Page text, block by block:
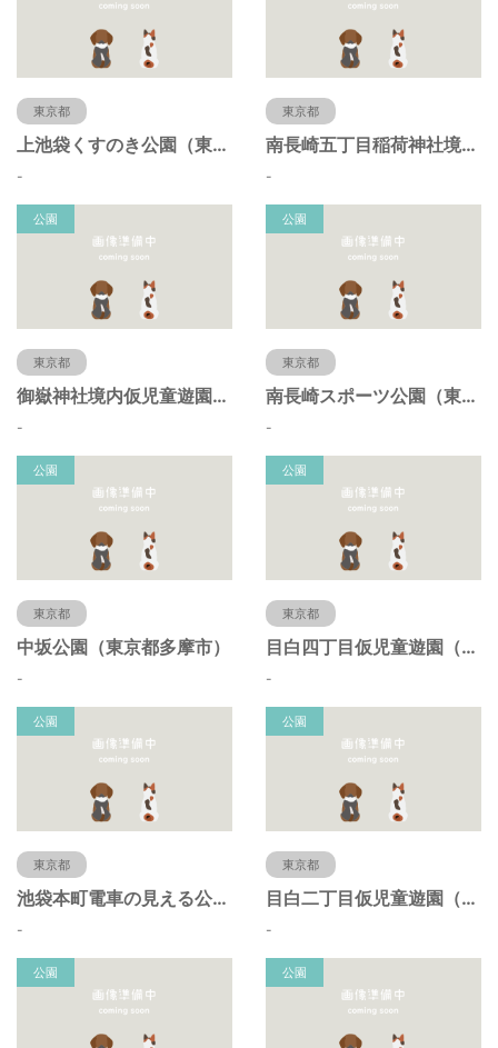
東京都
上池袋くすのき公園（東京都豊島区）
-
東京都
南長崎五丁目稲荷神社境内仮児童遊園（東京都豊島区）
-
公園
東京都
御嶽神社境内仮児童遊園（東京都豊島区）
-
公園
東京都
南長崎スポーツ公園（東京都豊島区）
-
公園
東京都
中坂公園（東京都多摩市）
-
公園
東京都
目白四丁目仮児童遊園（東京都豊島区）
-
公園
東京都
池袋本町電車の見える公園（東京都豊島区）
-
公園
東京都
目白二丁目仮児童遊園（東京都豊島区）
-
公園 公園